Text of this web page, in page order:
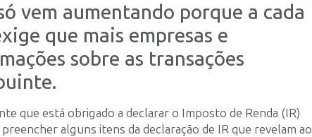
vem aumentando porque a cada
que mais empresas e
sobre as transações
que está obrigado a declarar o Imposto de Renda (IR)
alguns itens da declaração de IR que revelam ao